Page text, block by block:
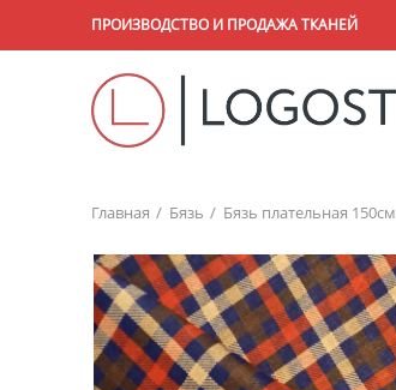
ПРОИЗВОДСТВО И ПРОДАЖА ТКАНЕЙ
Главная Бязь Бязь плательная 150см